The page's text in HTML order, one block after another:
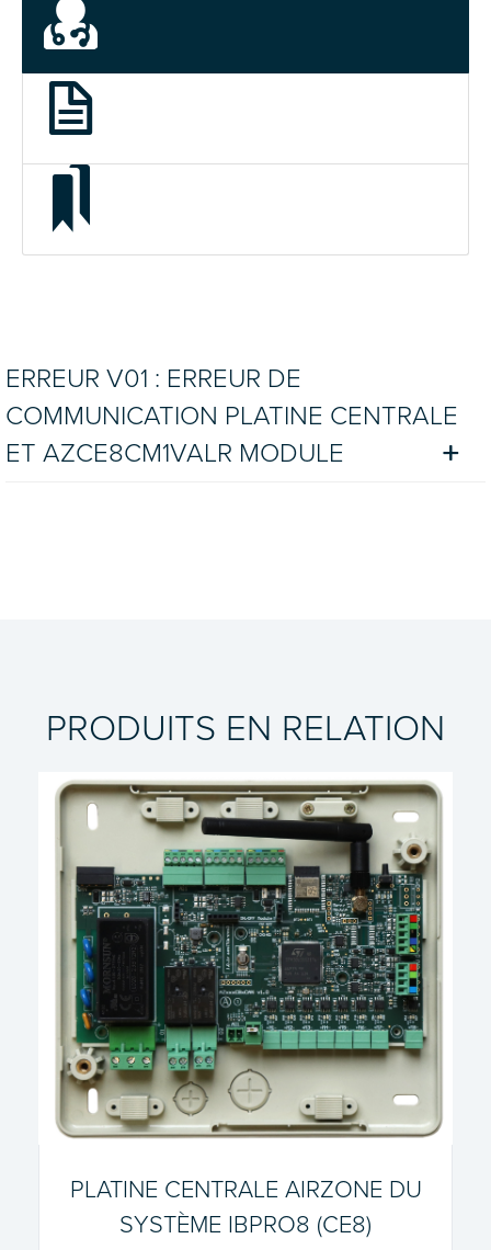
ERREUR V01 : ERREUR DE
COMMUNICATION PLATINE CENTRALE
ET AZCE8CM1VALR MODULE
PRODUITS EN RELATION
PLATINE CENTRALE AIRZONE DU
SYSTÈME IBPRO8 (CE8)